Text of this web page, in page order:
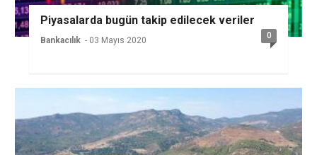
Piyasalarda bugün takip edilecek veriler
Bankacılık - 03 Mayıs 2020 0